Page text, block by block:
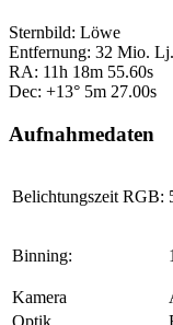
Sternbild: Löwe
Entfernung: 32 Mio. Lj.
RA: 11h 18m 55.60s
Dec: +13° 5m 27.00s
Aufnahmedaten
Belichtungszeit RGB:
Binning:
Kamera